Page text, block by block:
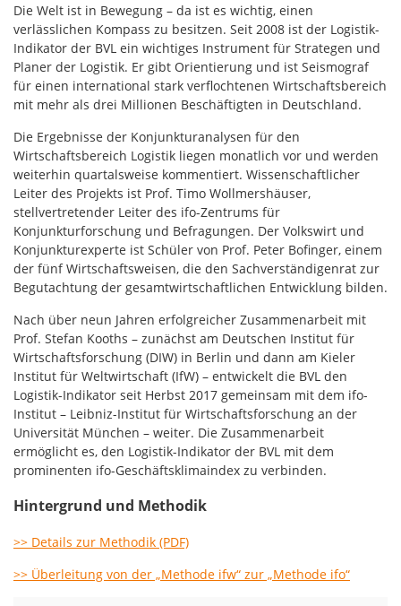
Die Welt ist in Bewegung – da ist es wichtig, einen
verlässlichen Kompass zu besitzen. Seit 2008 ist der Logistik-
Indikator der BVL ein wichtiges Instrument für Strategen und
Planer der Logistik. Er gibt Orientierung und ist Seismograf
für einen international stark verflochtenen Wirtschaftsbereich
mit mehr als drei Millionen Beschäftigten in Deutschland.
Die Ergebnisse der Konjunkturanalysen für den
Wirtschaftsbereich Logistik liegen monatlich vor und werden
weiterhin quartalsweise kommentiert. Wissenschaftlicher
Leiter des Projekts ist Prof. Timo Wollmershäuser,
stellvertretender Leiter des ifo-Zentrums für
Konjunkturforschung und Befragungen. Der Volkswirt und
Konjunkturexperte ist Schüler von Prof. Peter Bofinger, einem
der fünf Wirtschaftsweisen, die den Sachverständigenrat zur
Begutachtung der gesamtwirtschaftlichen Entwicklung bilden.
Nach über neun Jahren erfolgreicher Zusammenarbeit mit
Prof. Stefan Kooths – zunächst am Deutschen Institut für
Wirtschaftsforschung (DIW) in Berlin und dann am Kieler
Institut für Weltwirtschaft (IfW) – entwickelt die BVL den
Logistik-Indikator seit Herbst 2017 gemeinsam mit dem ifo-
Institut – Leibniz-Institut für Wirtschaftsforschung an der
Universität München – weiter. Die Zusammenarbeit
ermöglicht es, den Logistik-Indikator der BVL mit dem
prominenten ifo-Geschäftsklimaindex zu verbinden.
Hintergrund und Methodik
>> Details zur Methodik (PDF)
>> Überleitung von der „Methode ifw“ zur „Methode ifo“